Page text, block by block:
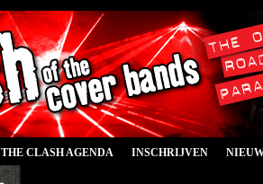
THE CLASH AGENDA INSCHRIJVEN